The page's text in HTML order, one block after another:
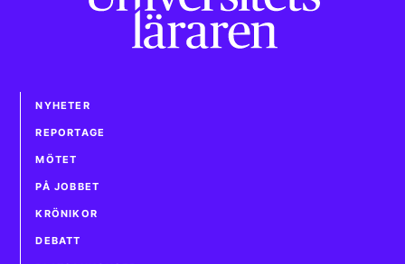
NYHETER
REPORTAGE
MÖTET
PÅ JOBBET
KRÖNIKOR
DEBATT